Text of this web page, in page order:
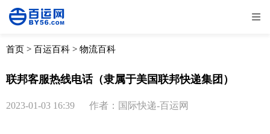
全部 物流资讯
取消 确定
首页 > 百运百科 > 物流百科
联邦客服热线电话（隶属于美国联邦快递集团）
2023-01-03 16:39 作者：国际快递-百运网